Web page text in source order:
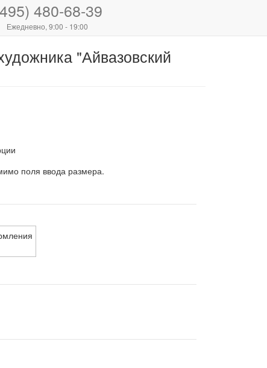
480-68-39
Ежедневно, 9:00 - 19:00
"Айвазовский
поля ввода размера.